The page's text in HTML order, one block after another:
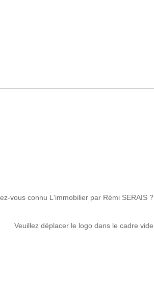
vous connu L'immobilier par Rémi SERAIS ?
Veuillez déplacer le logo dans le cadre vide